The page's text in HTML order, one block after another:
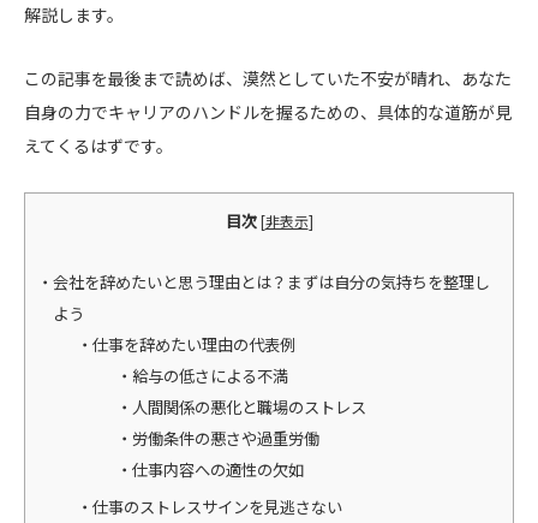
解説します。
この記事を最後まで読めば、漠然としていた不安が晴れ、あなた
自身の力でキャリアのハンドルを握るための、具体的な道筋が見
えてくるはずです。
目次 [非表示]
会社を辞めたいと思う理由とは？まずは自分の気持ちを整理し
よう
仕事を辞めたい理由の代表例
給与の低さによる不満
人間関係の悪化と職場のストレス
労働条件の悪さや過重労働
仕事内容への適性の欠如
仕事のストレスサインを見逃さない